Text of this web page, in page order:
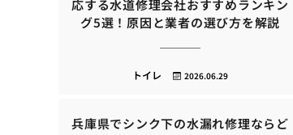
応する水道修理会社おすすめランキン
グ5選！原因と業者の選び方を解説
2026.06.29
トイレ
兵庫県でシンク下の水漏れ修理ならど